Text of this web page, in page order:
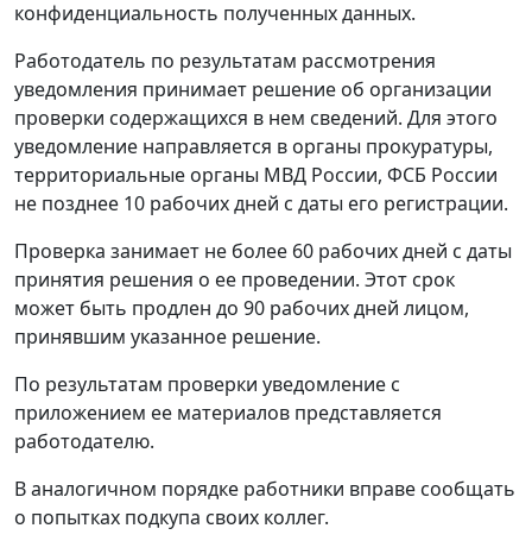
конфиденциальность полученных данных.
Работодатель по результатам рассмотрения
уведомления принимает решение об организации
проверки содержащихся в нем сведений. Для этого
уведомление направляется в органы прокуратуры,
территориальные органы МВД России, ФСБ России
не позднее 10 рабочих дней с даты его регистрации.
Проверка занимает не более 60 рабочих дней с даты
принятия решения о ее проведении. Этот срок
может быть продлен до 90 рабочих дней лицом,
принявшим указанное решение.
По результатам проверки уведомление с
приложением ее материалов представляется
работодателю.
В аналогичном порядке работники вправе сообщать
о попытках подкупа своих коллег.